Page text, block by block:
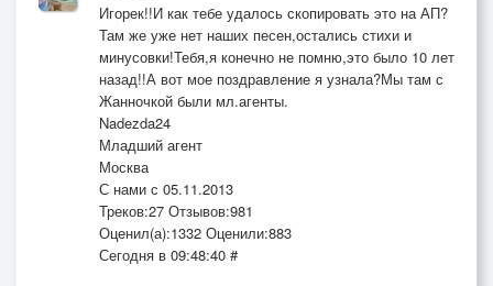
Игорек!!И как тебе удалось скопировать это на АП?
Там же уже нет наших песен,остались стихи и
минусовки!Тебя,я конечно не помню,это было 10 лет
назад!!А вот мое поздравление я узнала?Мы там с
Жанночкой были мл.агенты.
Nadezda24
Младший агент
Москва
С нами с 05.11.2013
Треков:27 Отзывов:981
Оценил(а):1332 Оценили:883
Сегодня в 09:48:40 #